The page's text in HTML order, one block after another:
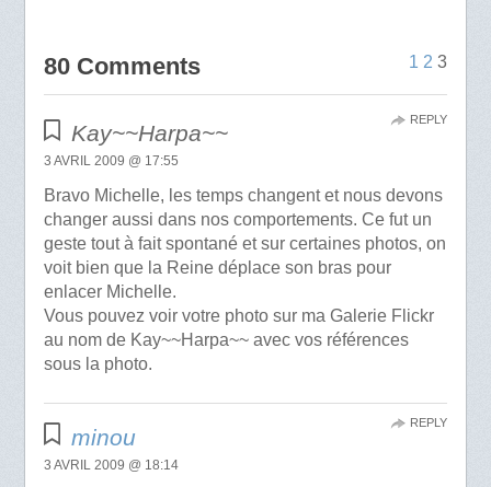
80 Comments 1 2 3
Kay~~Harpa~~
3 AVRIL 2009 @ 17:55
Bravo Michelle, les temps changent et nous devons
changer aussi dans nos comportements. Ce fut un
geste tout à fait spontané et sur certaines photos, on
voit bien que la Reine déplace son bras pour
enlacer Michelle.
Vous pouvez voir votre photo sur ma Galerie Flickr
au nom de Kay~~Harpa~~ avec vos références
sous la photo.
REPLY
minou
3 AVRIL 2009 @ 18:14
REPLY